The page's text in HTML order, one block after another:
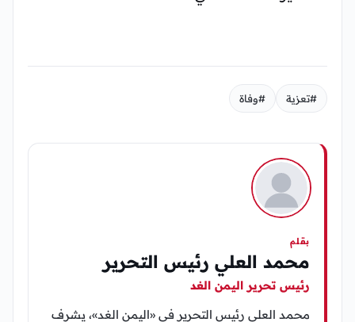
#تعزية #وفاة
بقلم
محمد العلي رئيس التحرير
رئيس تحرير اليمن الغد
محمد العلي رئيس التحرير في «اليمن الغد»، يشرف